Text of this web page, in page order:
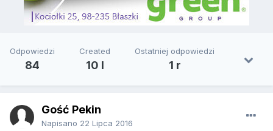
Odpowiedzi
84
Created
10 l
Ostatniej odpowiedzi
1 r
Gość Pekin
Napisano 22 Lipca 2016